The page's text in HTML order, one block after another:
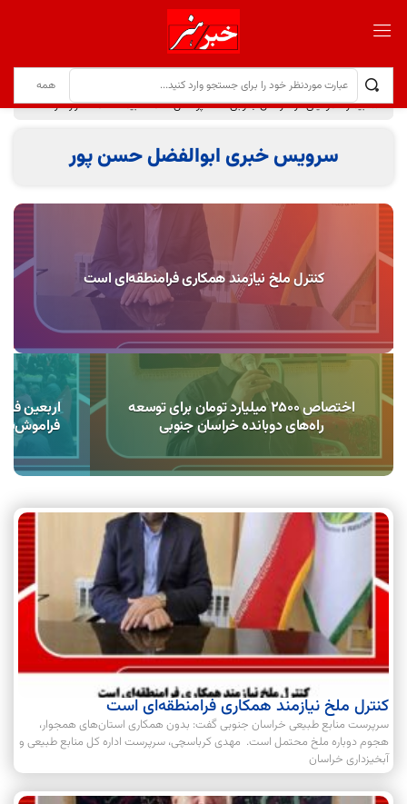
۱۸۵ بیمار هموفیلی در خراسان جنوبی تحت پوشش خدمات بیمه سلامت قرار دارند
سرویس خبریابوالفضل حسن پور
کنترل ملخ نیازمند همکاری فرامنطقه‌ای است
اختصاص 2500 میلیارد تومان برای توسعه
راه‌های دوبانده خراسان جنوبی
اربعین
کنترل ملخ نیازمند همکاری فرامنطقه‌ای است
سرپرست منابع طبیعی خراسان جنوبی گفت: بدون همکاری استان‌های همجوار،
هجوم دوباره ملخ محتمل است. مهدی کرباسچی، سرپرست اداره کل منابع طبیعی و
آبخیزداری خراسان